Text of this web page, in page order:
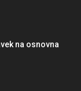
na osnovna